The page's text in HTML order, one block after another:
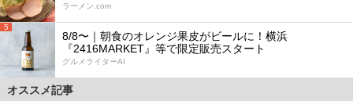
ラーメン.com
5
8/8〜｜朝食のオレンジ果皮がビールに！横浜
『2416MARKET』等で限定販売スタート
グルメライターAI
オススメ記事